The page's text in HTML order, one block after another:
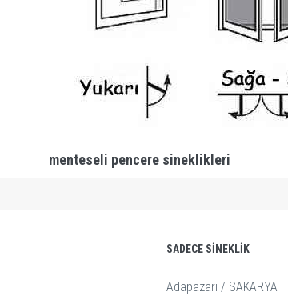
menteseli pencere sineklikleri
SADECE SINEKLIK
Adapazarı / SAKARYA